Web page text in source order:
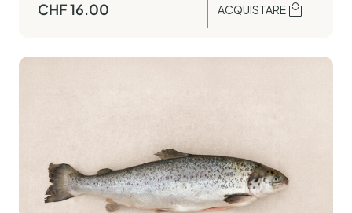
CHF16.00 ACQUISTARE